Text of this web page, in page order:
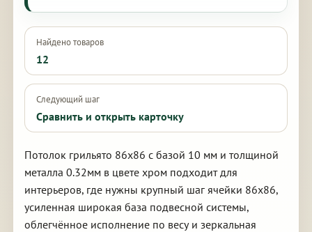
Найдено товаров
12
Следующий шаг
Сравнить и открыть карточку
Потолок грильято 86х86 с базой 10 мм и толщиной
металла 0.32мм в цвете хром подходит для
интерьеров, где нужны крупный шаг ячейки 86х86,
усиленная широкая база подвесной системы,
облегчённое исполнение по весу и зеркальная